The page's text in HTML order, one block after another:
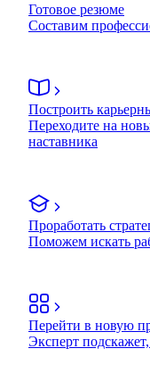
Готовое резюме
Составим
Построить
Переходите на
наставника
Проработать
Поможем искать
Перейти в новую
Эксперт